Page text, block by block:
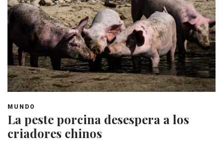
MUNDO
La peste porcina desespera a los
criadores chinos